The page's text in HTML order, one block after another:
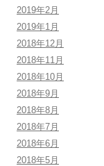
2019年2月
2019年1月
2018年12月
2018年11月
2018年10月
2018年9月
2018年8月
2018年7月
2018年6月
2018年5月